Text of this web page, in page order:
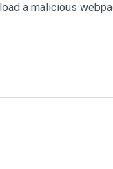
a malicious